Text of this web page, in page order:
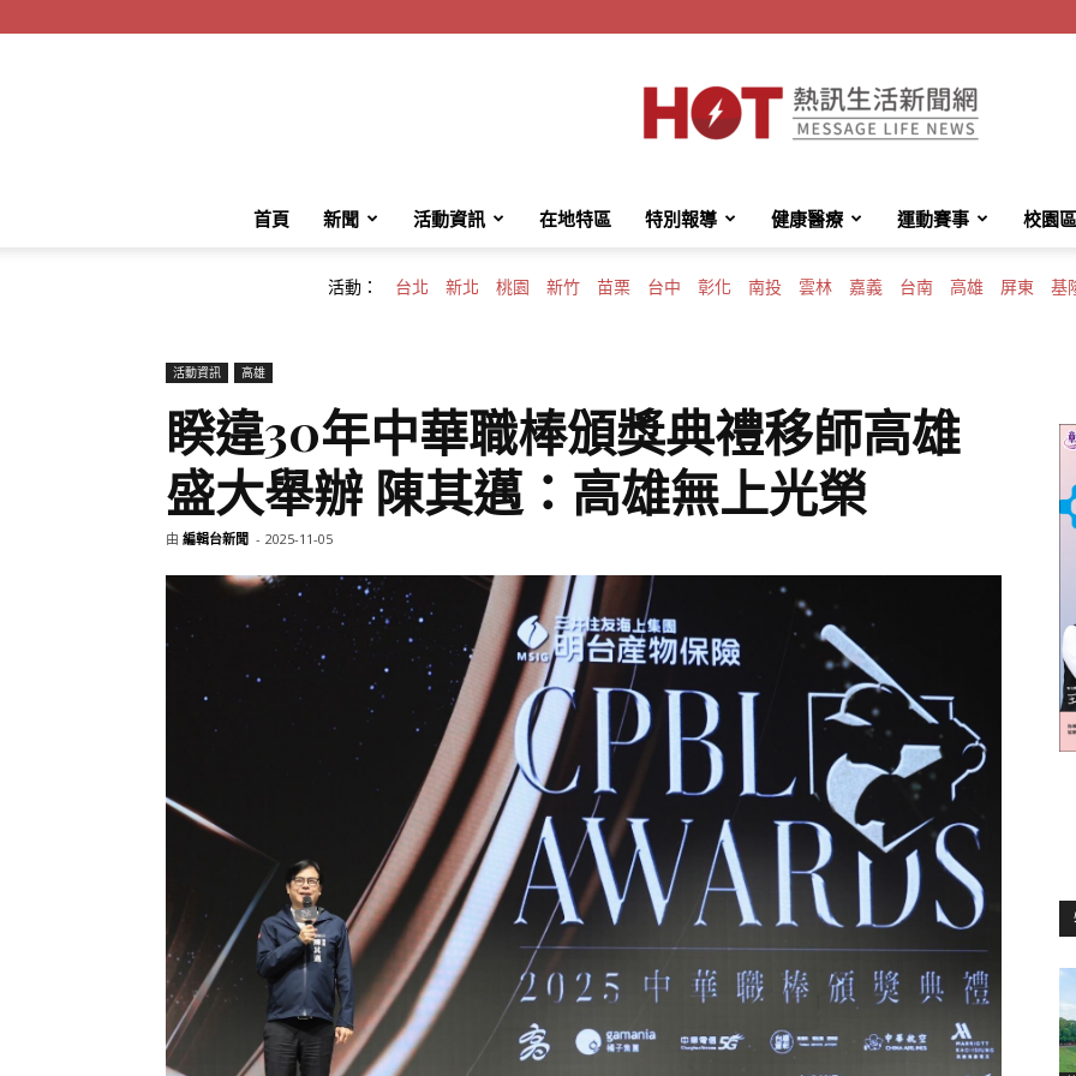
HotMessage
生
活
首頁 新聞 活動資訊 在地特區 特別報導 健康醫療 運動賽事 校園區
活動： 台北 新北 桃園 新竹 苗栗 台中 彰化 南投 雲林 嘉義 台南 高雄 屏東 基
活動資訊 高雄
睽違30年中華職棒頒獎典禮移師高雄
盛大舉辦 陳其邁：高雄無上光榮
由 編輯台新聞 - 2025-11-05